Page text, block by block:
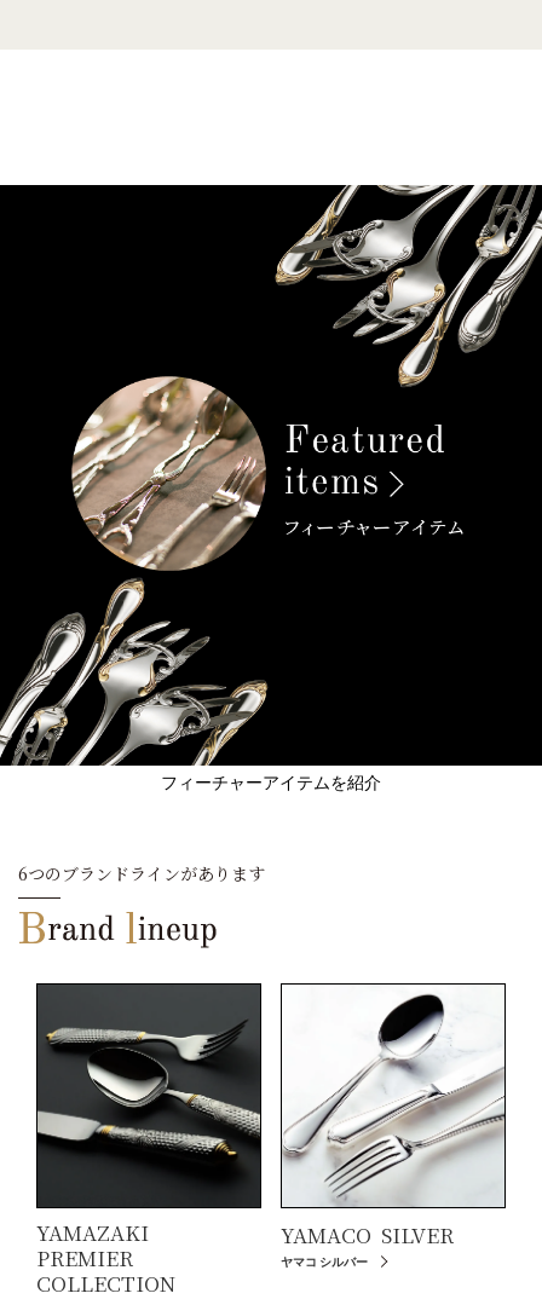
フィーチャーアイテムを紹介
6つのブランドラインがあります
YAMAZAKI
PREMIER
COLLECTION
YAMACO SILVER
ヤマコ シルバー